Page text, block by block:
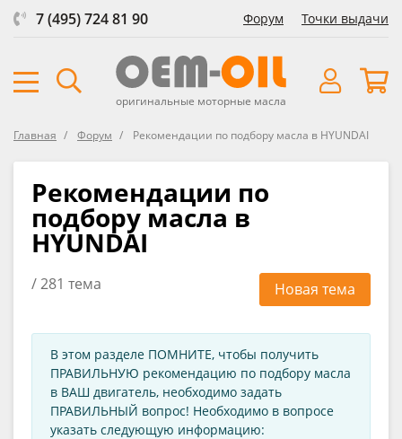
7 (495) 724 81 90 Форум Точки выдачи
оригинальные моторные масла
Главная Форум Рекомендации по подбору масла в HYUNDAI
Рекомендации по
подбору масла в
HYUNDAI
/ 281 тема Новая тема
В этом разделе ПОМНИТЕ, чтобы получить
ПРАВИЛЬНУЮ рекомендацию по подбору масла
в ВАШ двигатель, необходимо задать
ПРАВИЛЬНЫЙ вопрос! Необходимо в вопросе
указать следующую информацию: